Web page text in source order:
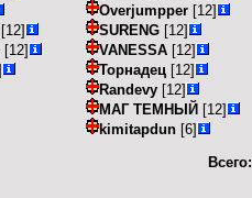
[12]
[12]
Overjumpper [12]
SURENG [12]
VANESSA [12]
Торнадец [12]
Randevy [12]
МАГ ТЕМНЫЙ [12]
kimitapdun [6]
Всего: